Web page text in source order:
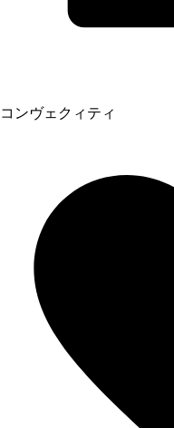
コンヴェクィティ